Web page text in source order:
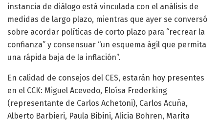
instancia de diálogo está vinculada con el análisis de
medidas de largo plazo, mientras que ayer se conversó
sobre acordar políticas de corto plazo para “recrear la
confianza” y consensuar “un esquema ágil que permita
una rápida baja de la inflación”.
En calidad de consejos del CES, estarán hoy presentes
en el CCK: Miguel Acevedo, Eloísa Frederking
(representante de Carlos Achetoni), Carlos Acuña,
Alberto Barbieri, Paula Bibini, Alicia Bohren, Marita